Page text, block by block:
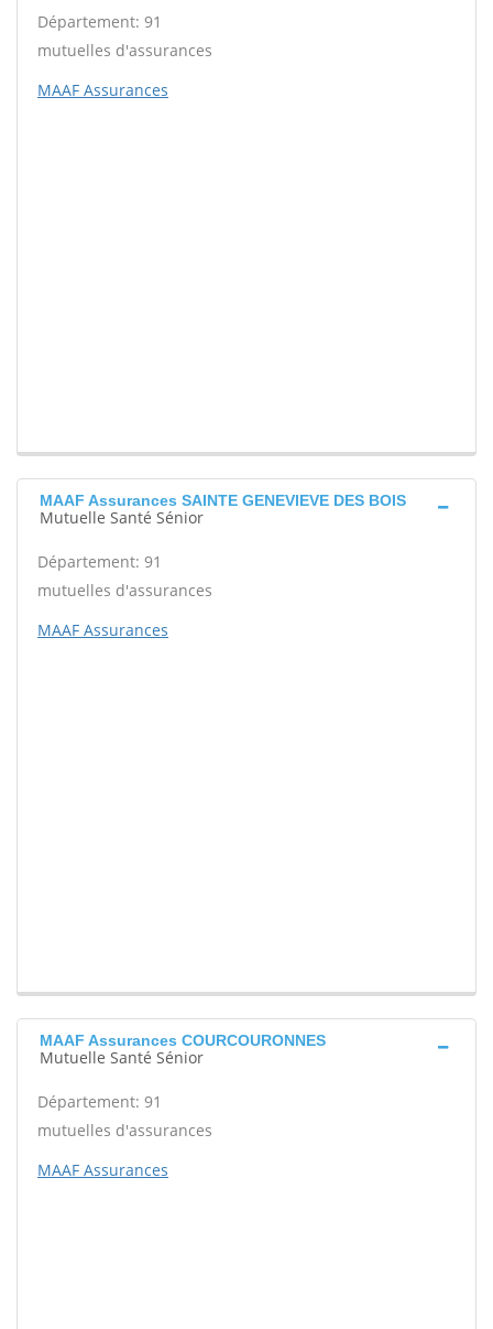
Département: 91
mutuelles d'assurances
MAAF Assurances
MAAF Assurances SAINTE GENEVIEVE DES BOIS
Mutuelle Santé Sénior
Département: 91
mutuelles d'assurances
MAAF Assurances
MAAF Assurances COURCOURONNES
Mutuelle Santé Sénior
Département: 91
mutuelles d'assurances
MAAF Assurances